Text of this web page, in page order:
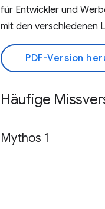
für Entwickler und
mit den verschiedenen
PDF-Version
Häufige
Mythos 1